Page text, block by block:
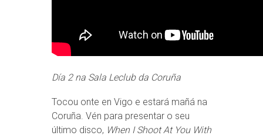
Día 2 na Sala Leclub da Coruña
Tocou onte en Vigo e estará mañá na
Coruña. Vén para presentar o seu
último disco, When I Shoot At You With